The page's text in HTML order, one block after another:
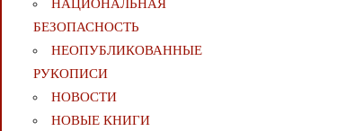
НАЦИОНАЛЬНАЯ
БЕЗОПАСНОСТЬ
НЕОПУБЛИКОВАННЫЕ
РУКОПИСИ
НОВОСТИ
НОВЫЕ КНИГИ